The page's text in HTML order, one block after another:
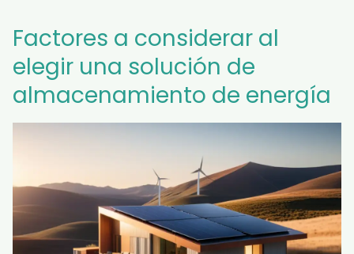
Factores a considerar al
elegir una solución de
almacenamiento de energía